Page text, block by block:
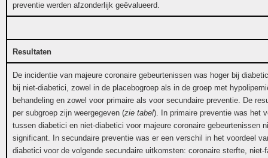
preventie werden afzonderlijk geëvalueerd.
Resultaten
De incidentie van majeure coronaire gebeurtenissen was hoger bij
bij niet-diabetici, zowel in de placebogroep als in de groep met
behandeling en zowel voor primaire als voor secundaire preventie. De
per subgroep zijn weergegeven (zie tabel). In primaire preventie was het
tussen diabetici en niet-diabetici voor majeure coronaire gebeurtenissen
significant. In secundaire preventie was er een verschil in het voordeel
diabetici voor de volgende secundaire uitkomsten: coronaire sterfte, niet-